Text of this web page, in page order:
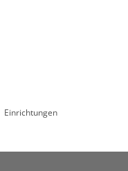
Einrichtungen